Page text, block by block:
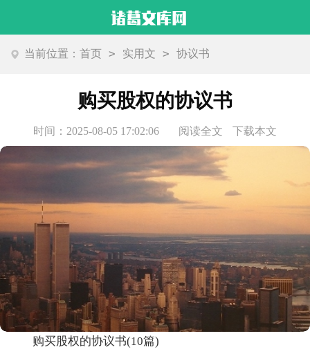
当前位置：首页 > 实用文 > 协议书
购买股权的协议书
时间：2025-08-05 17:02:06 阅读全文 下载本文
购买股权的协议书(10篇)